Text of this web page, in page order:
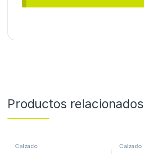
Productos relacionados
Calzado Calzado